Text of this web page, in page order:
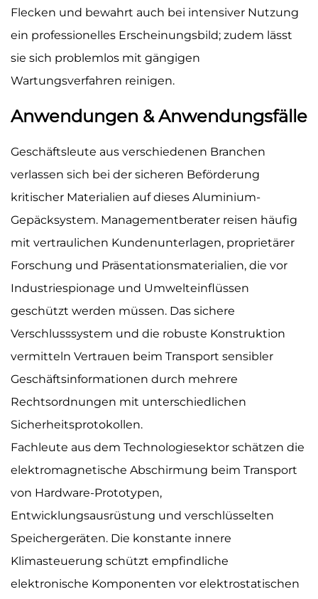
Flecken und bewahrt auch bei intensiver Nutzung
ein professionelles Erscheinungsbild; zudem lässt
sie sich problemlos mit gängigen
Wartungsverfahren reinigen.
Anwendungen & Anwendungsfälle
Geschäftsleute aus verschiedenen Branchen
verlassen sich bei der sicheren Beförderung
kritischer Materialien auf dieses Aluminium-
Gepäcksystem. Managementberater reisen häufig
mit vertraulichen Kundenunterlagen, proprietärer
Forschung und Präsentationsmaterialien, die vor
Industriespionage und Umwelteinflüssen
geschützt werden müssen. Das sichere
Verschlusssystem und die robuste Konstruktion
vermitteln Vertrauen beim Transport sensibler
Geschäftsinformationen durch mehrere
Rechtsordnungen mit unterschiedlichen
Sicherheitsprotokollen.
Fachleute aus dem Technologiesektor schätzen die
elektromagnetische Abschirmung beim Transport
von Hardware-Prototypen,
Entwicklungsausrüstung und verschlüsselten
Speichergeräten. Die konstante innere
Klimasteuerung schützt empfindliche
elektronische Komponenten vor elektrostatischen